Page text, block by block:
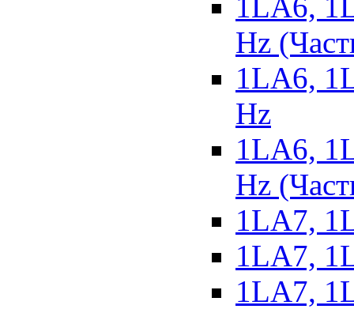
Hz
1LA6,
Hz
1LA6,
Hz
1LA7,
1LA7,
1LA7,